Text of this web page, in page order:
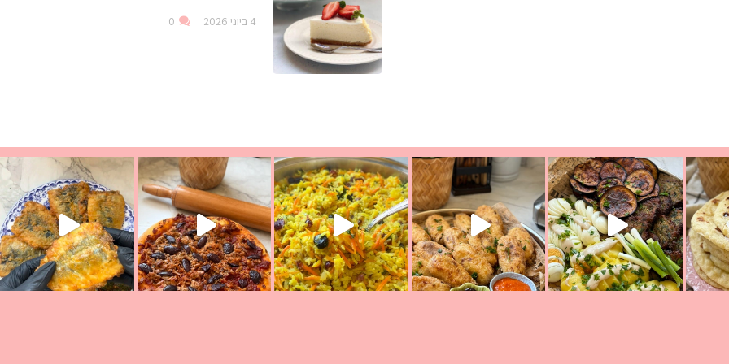
4 ביוני 2026 0
בפ
הימים, חשבתי מה לחדש לכם ונראה
אורז יצירתי לתשעת הימים ולכבוד שבת קודשלמתכון
פיצה של תשעת הימים ולמה היא נקראת ככה? ההסבר בסרטומז׳ווז׳ין או בתרגום לעברית, מחותניםמתכון ראש